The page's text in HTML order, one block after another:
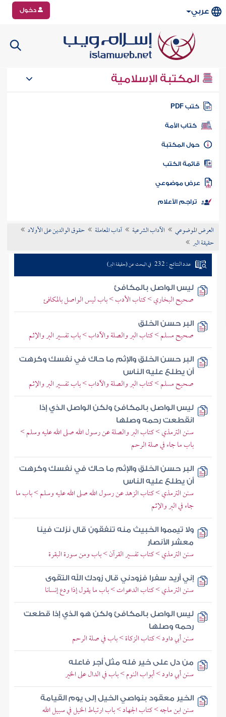
عربي دخول
المكتبة الإسلامية
كتب PDF
كتاب الأمة
المكتبة
الكتب
موضوعي
تراجم الأعلام
العرض الموضوعي الآداب الشرعية آداب المعاملة
حقوق الوالدين على الأولاد
حقيقة البر
عدد النتائج : 232 في البحث عن (حقيقة البر)
ليس الواصل بالمكافئ
صحيح البخاري > كتاب الأدب > باب ليس الواصل بالمكافئ
البر حسن الخلق
صحيح مسلم > كتاب البر والصلة والآداب > باب تفسير البر والإثم
البر حسن الخلق والإثم ما حاك في نفسك وكرهت
أن يطلع عليه الناس
صحيح مسلم > كتاب البر والصلة والآداب > باب تفسير البر والإثم
ليس الواصل بالمكافئ ولكن الواصل الذي إذا
انقطعت رحمه وصلها
سنن الترمذي > كتاب البر والصلة عن رسول الله صلى الله عليه وسلم >
باب ما جاء في صلة الرحم
البر حسن الخلق والإثم ما حاك في نفسك وكرهت
أن يطلع عليه الناس
سنن الترمذي > كتاب الزهد عن رسول الله صلى الله عليه وسلم > باب ما
جاء في البر والإثم
ولا تيمموا الخبيث منه تنفقون قال نزلت فينا
معشر الأنصار
سنن الترمذي > كتاب تفسير القرآن > باب ومن سورة البقرة
إني أريد سفرا فزودني قال زودك الله التقوى
سنن الترمذي > كتاب الدعوات > باب ما يقول إذا ودع إنسانا
ليس الواصل بالمكافئ ولكن هو الذي إذا قطعت
رحمه وصلها
سنن أبي داود > كتاب الزكاة > باب في صلة الرحم
من دل على خير فله مثل أجر فاعله
سنن أبي داود > أبواب النوم > باب في الدال على الخير
الخير معقود بنواصي الخيل إلى يوم القيامة
سنن ابن ماجه > كتاب الجهاد > باب ارتباط الخيل في سبيل الله